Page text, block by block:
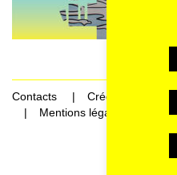
Contacts
Crédits
Mentions légales et